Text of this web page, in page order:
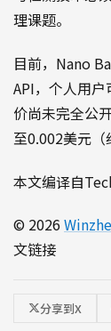
理课题。
目前，Nano
API，个人用
价尚未完全公
至0.002美元（
本文编译自
© 2026
文链接
分享到X